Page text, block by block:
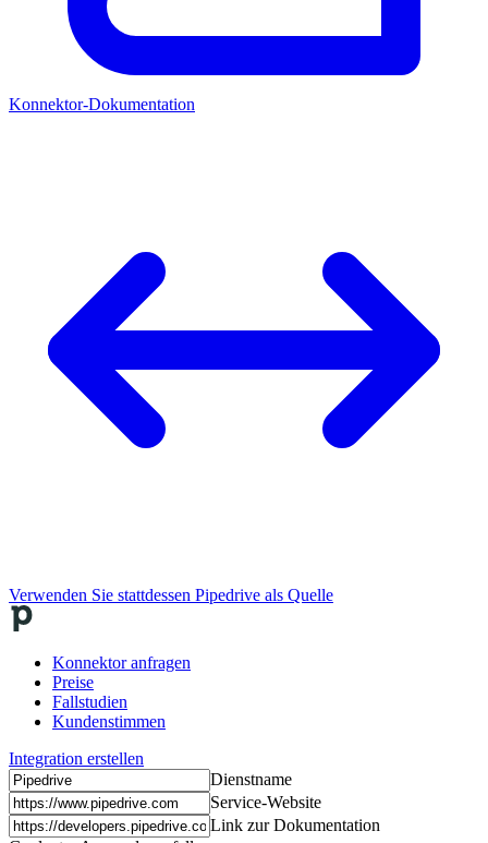
Konnektor-Dokumentation
Verwenden Sie stattdessen Pipedrive als Quelle
Konnektor anfragen
Preise
Fallstudien
Kundenstimmen
Integration erstellen
Dienstname
Service-Website
Link zur Dokumentation